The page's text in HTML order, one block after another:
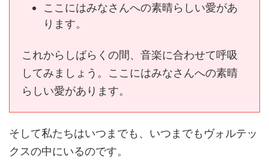
ここにはみなさんへの素晴らしい愛があ
ります。
これからしばらくの間、音楽に合わせて呼吸
してみましょう。ここにはみなさんへの素晴
らしい愛があります。
そして私たちはいつまでも、いつまでもヴォルテッ
クスの中にいるのです。